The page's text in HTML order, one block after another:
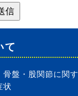
て
骨盤・股関節に関す
状